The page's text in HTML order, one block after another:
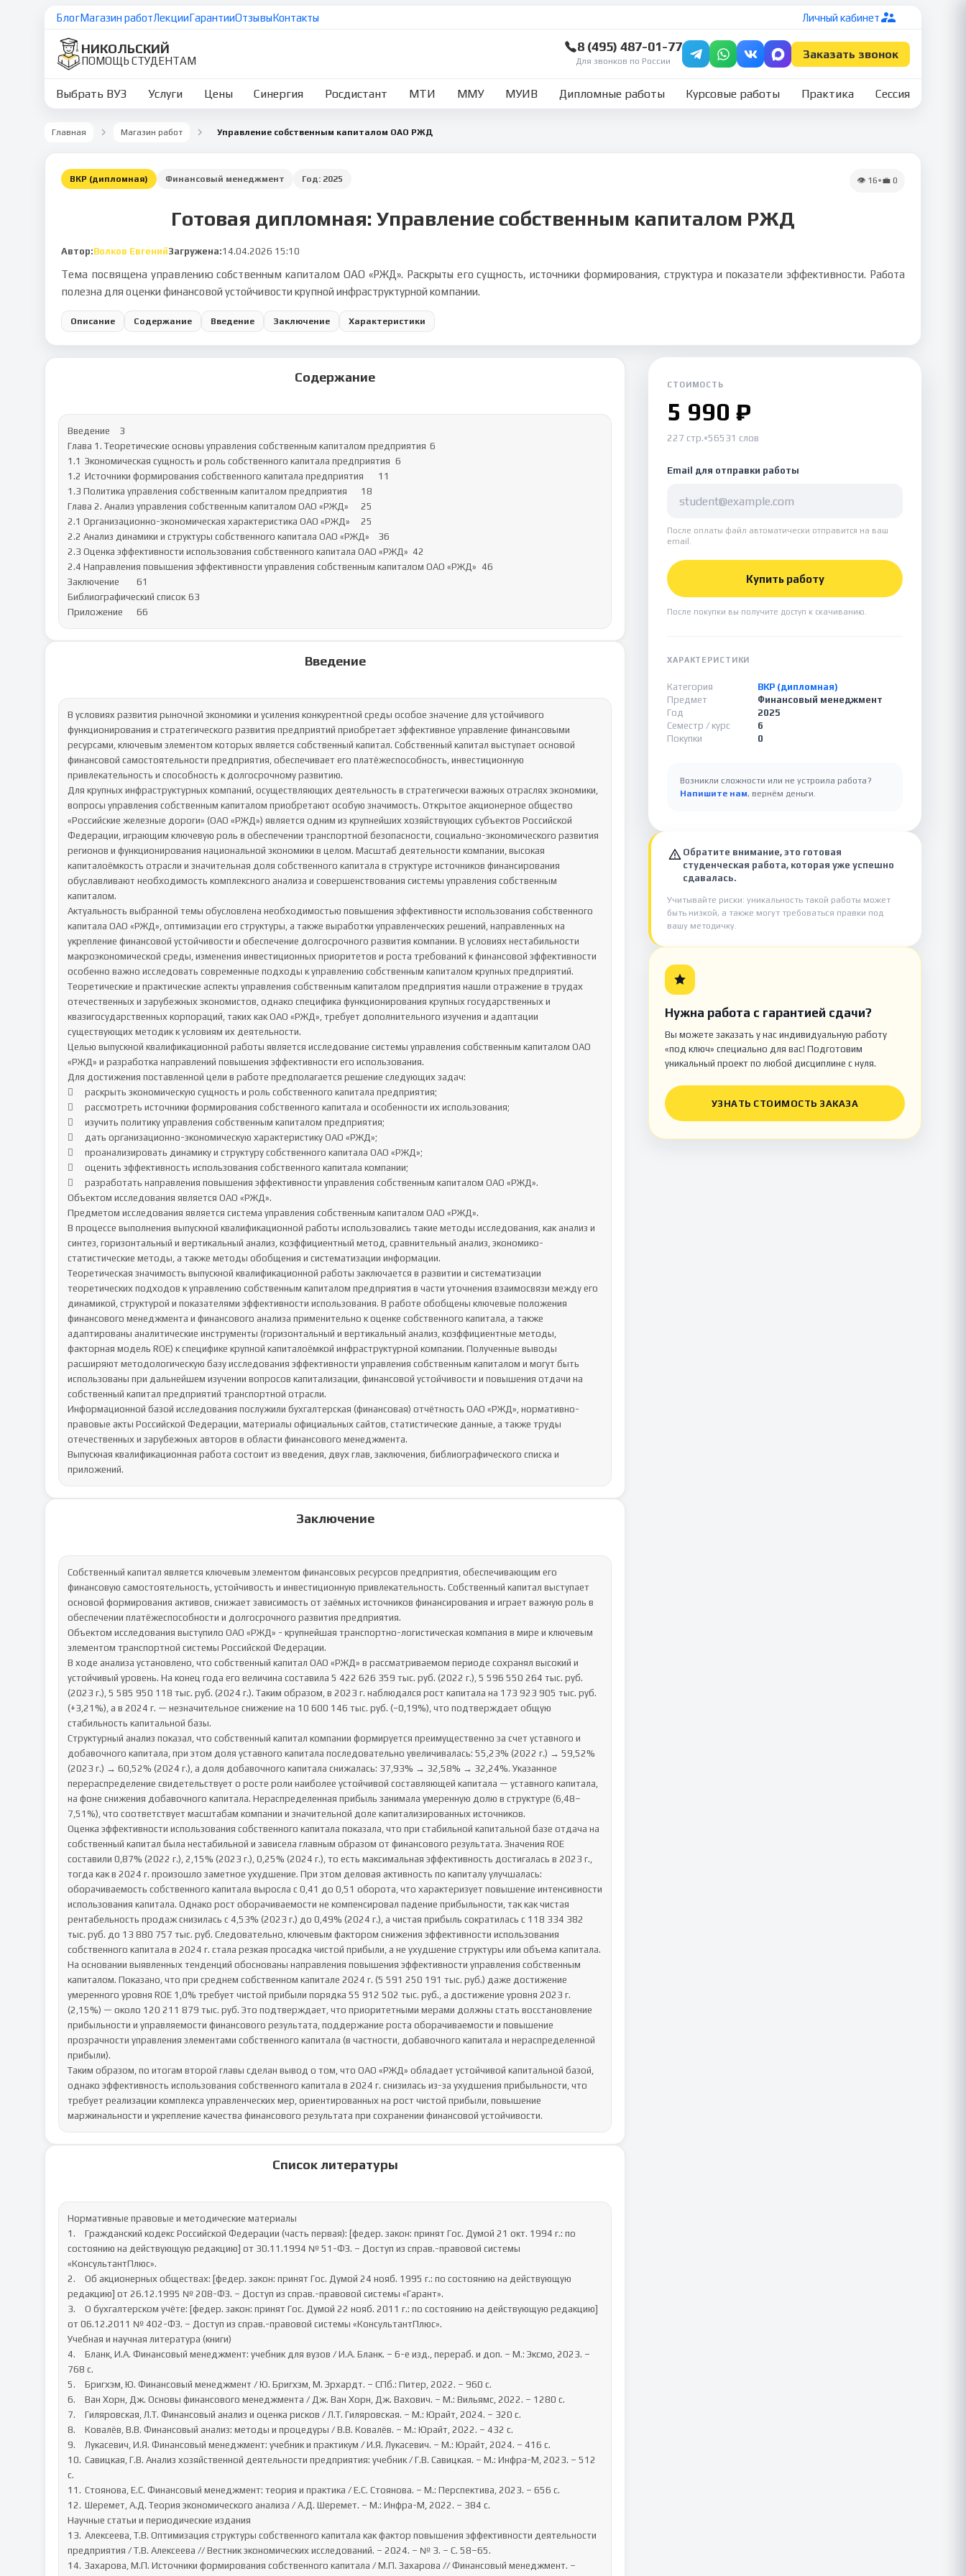
БлогМагазин работЛекцииГарантииОтзывыКонтакты Личный кабинет
НИКОЛЬСКИЙ
ПОМОЩЬ СТУДЕНТАМ
8 (495) 487-01-77
Для звонков по России
Заказать звонок
Выбрать ВУЗ Услуги Цены Синергия Росдистант МТИ ММУ МУИВ Дипломные работы Курсовые работы Практика Сессия
Главная Магазин работ Управление собственным капиталом ОАО РЖД
ВКР (дипломная) Финансовый менеджмент Год: 2025 👁 16•💼 0
Готовая дипломная: Управление собственным капиталом РЖД
Автор:Волков ЕвгенийЗагружена:14.04.2026 15:10
Тема посвящена управлению собственным капиталом ОАО «РЖД». Раскрыты его сущность, источники формирования, структура и показатели эффективности. Работа
полезна для оценки финансовой устойчивости крупной инфраструктурной компании.
Описание Содержание Введение Заключение Характеристики
Содержание
Введение	3
Глава 1. Теоретические основы управления собственным капиталом предприятия	6
1.1	Экономическая сущность и роль собственного капитала предприятия	6
1.2	Источники формирования собственного капитала предприятия	11
1.3 Политика управления собственным капиталом предприятия	18
Глава 2. Анализ управления собственным капиталом ОАО «РЖД»	25
2.1 Организационно-экономическая характеристика ОАО «РЖД»	25
2.2 Анализ динамики и структуры собственного капитала ОАО «РЖД»	36
2.3 Оценка эффективности использования собственного капитала ОАО «РЖД»	42
2.4 Направления повышения эффективности управления собственным капиталом ОАО «РЖД»	46
Заключение	61
Библиографический список	63
Приложение	66
Введение
В условиях развития рыночной экономики и усиления конкурентной среды особое значение для устойчивого
функционирования и стратегического развития предприятий приобретает эффективное управление финансовыми
ресурсами, ключевым элементом которых является собственный капитал. Собственный капитал выступает основой
финансовой самостоятельности предприятия, обеспечивает его платёжеспособность, инвестиционную
привлекательность и способность к долгосрочному развитию.
Для крупных инфраструктурных компаний, осуществляющих деятельность в стратегически важных отраслях экономики,
вопросы управления собственным капиталом приобретают особую значимость. Открытое акционерное общество
«Российские железные дороги» (ОАО «РЖД») является одним из крупнейших хозяйствующих субъектов Российской
Федерации, играющим ключевую роль в обеспечении транспортной безопасности, социально-экономического развития
регионов и функционирования национальной экономики в целом. Масштаб деятельности компании, высокая
капиталоёмкость отрасли и значительная доля собственного капитала в структуре источников финансирования
обуславливают необходимость комплексного анализа и совершенствования системы управления собственным
капиталом.
Актуальность выбранной темы обусловлена необходимостью повышения эффективности использования собственного
капитала ОАО «РЖД», оптимизации его структуры, а также выработки управленческих решений, направленных на
укрепление финансовой устойчивости и обеспечение долгосрочного развития компании. В условиях нестабильности
макроэкономической среды, изменения инвестиционных приоритетов и роста требований к финансовой эффективности
особенно важно исследовать современные подходы к управлению собственным капиталом крупных предприятий.
Теоретические и практические аспекты управления собственным капиталом предприятия нашли отражение в трудах
отечественных и зарубежных экономистов, однако специфика функционирования крупных государственных и
квазигосударственных корпораций, таких как ОАО «РЖД», требует дополнительного изучения и адаптации
существующих методик к условиям их деятельности.
Целью выпускной квалификационной работы является исследование системы управления собственным капиталом ОАО
«РЖД» и разработка направлений повышения эффективности его использования.
Для достижения поставленной цели в работе предполагается решение следующих задач:
	раскрыть экономическую сущность и роль собственного капитала предприятия;
	рассмотреть источники формирования собственного капитала и особенности их использования;
	изучить политику управления собственным капиталом предприятия;
	дать организационно-экономическую характеристику ОАО «РЖД»;
	проанализировать динамику и структуру собственного капитала ОАО «РЖД»;
	оценить эффективность использования собственного капитала компании;
	разработать направления повышения эффективности управления собственным капиталом ОАО «РЖД».
Объектом исследования является ОАО «РЖД».
Предметом исследования является система управления собственным капиталом ОАО «РЖД».
В процессе выполнения выпускной квалификационной работы использовались такие методы исследования, как анализ и
синтез, горизонтальный и вертикальный анализ, коэффициентный метод, сравнительный анализ, экономико-
статистические методы, а также методы обобщения и систематизации информации.
Теоретическая значимость выпускной квалификационной работы заключается в развитии и систематизации
теоретических подходов к управлению собственным капиталом предприятия в части уточнения взаимосвязи между его
динамикой, структурой и показателями эффективности использования. В работе обобщены ключевые положения
финансового менеджмента и финансового анализа применительно к оценке собственного капитала, а также
адаптированы аналитические инструменты (горизонтальный и вертикальный анализ, коэффициентные методы,
факторная модель ROE) к специфике крупной капиталоёмкой инфраструктурной компании. Полученные выводы
расширяют методологическую базу исследования эффективности управления собственным капиталом и могут быть
использованы при дальнейшем изучении вопросов капитализации, финансовой устойчивости и повышения отдачи на
собственный капитал предприятий транспортной отрасли.
Информационной базой исследования послужили бухгалтерская (финансовая) отчётность ОАО «РЖД», нормативно-
правовые акты Российской Федерации, материалы официальных сайтов, статистические данные, а также труды
отечественных и зарубежных авторов в области финансового менеджмента.
Выпускная квалификационная работа состоит из введения, двух глав, заключения, библиографического списка и
приложений.
Заключение
Собственный капитал является ключевым элементом финансовых ресурсов предприятия, обеспечивающим его
финансовую самостоятельность, устойчивость и инвестиционную привлекательность. Собственный капитал выступает
основой формирования активов, снижает зависимость от заёмных источников финансирования и играет важную роль в
обеспечении платёжеспособности и долгосрочного развития предприятия.
Объектом исследования выступило ОАО «РЖД» - крупнейшая транспортно-логистическая компания в мире и ключевым
элементом транспортной системы Российской Федерации.
В ходе анализа установлено, что собственный капитал ОАО «РЖД» в рассматриваемом периоде сохранял высокий и
устойчивый уровень. На конец года его величина составила 5 422 626 359 тыс. руб. (2022 г.), 5 596 550 264 тыс. руб.
(2023 г.), 5 585 950 118 тыс. руб. (2024 г.). Таким образом, в 2023 г. наблюдался рост капитала на 173 923 905 тыс. руб.
(+3,21%), а в 2024 г. — незначительное снижение на 10 600 146 тыс. руб. (−0,19%), что подтверждает общую
стабильность капитальной базы.
Структурный анализ показал, что собственный капитал компании формируется преимущественно за счет уставного и
добавочного капитала, при этом доля уставного капитала последовательно увеличивалась: 55,23% (2022 г.) → 59,52%
(2023 г.) → 60,52% (2024 г.), а доля добавочного капитала снижалась: 37,93% → 32,58% → 32,24%. Указанное
перераспределение свидетельствует о росте роли наиболее устойчивой составляющей капитала — уставного капитала,
на фоне снижения добавочного капитала. Нераспределенная прибыль занимала умеренную долю в структуре (6,48–
7,51%), что соответствует масштабам компании и значительной доле капитализированных источников.
Оценка эффективности использования собственного капитала показала, что при стабильной капитальной базе отдача на
собственный капитал была нестабильной и зависела главным образом от финансового результата. Значения ROE
составили 0,87% (2022 г.), 2,15% (2023 г.), 0,25% (2024 г.), то есть максимальная эффективность достигалась в 2023 г.,
тогда как в 2024 г. произошло заметное ухудшение. При этом деловая активность по капиталу улучшалась:
оборачиваемость собственного капитала выросла с 0,41 до 0,51 оборота, что характеризует повышение интенсивности
использования капитала. Однако рост оборачиваемости не компенсировал падение прибыльности, так как чистая
рентабельность продаж снизилась с 4,53% (2023 г.) до 0,49% (2024 г.), а чистая прибыль сократилась с 118 334 382
тыс. руб. до 13 880 757 тыс. руб. Следовательно, ключевым фактором снижения эффективности использования
собственного капитала в 2024 г. стала резкая просадка чистой прибыли, а не ухудшение структуры или объема капитала.
На основании выявленных тенденций обоснованы направления повышения эффективности управления собственным
капиталом. Показано, что при среднем собственном капитале 2024 г. (5 591 250 191 тыс. руб.) даже достижение
умеренного уровня ROE 1,0% требует чистой прибыли порядка 55 912 502 тыс. руб., а достижение уровня 2023 г.
(2,15%) — около 120 211 879 тыс. руб. Это подтверждает, что приоритетными мерами должны стать восстановление
прибыльности и управляемости финансового результата, поддержание роста оборачиваемости и повышение
прозрачности управления элементами собственного капитала (в частности, добавочного капитала и нераспределенной
прибыли).
Таким образом, по итогам второй главы сделан вывод о том, что ОАО «РЖД» обладает устойчивой капитальной базой,
однако эффективность использования собственного капитала в 2024 г. снизилась из-за ухудшения прибыльности, что
требует реализации комплекса управленческих мер, ориентированных на рост чистой прибыли, повышение
маржинальности и укрепление качества финансового результата при сохранении финансовой устойчивости.
Список литературы
Нормативные правовые и методические материалы
1.	Гражданский кодекс Российской Федерации (часть первая): [федер. закон: принят Гос. Думой 21 окт. 1994 г.: по
состоянию на действующую редакцию] от 30.11.1994 № 51-ФЗ. – Доступ из справ.-правовой системы
«КонсультантПлюс».
2.	Об акционерных обществах: [федер. закон: принят Гос. Думой 24 нояб. 1995 г.: по состоянию на действующую
редакцию] от 26.12.1995 № 208-ФЗ. – Доступ из справ.-правовой системы «Гарант».
3.	О бухгалтерском учёте: [федер. закон: принят Гос. Думой 22 нояб. 2011 г.: по состоянию на действующую редакцию]
от 06.12.2011 № 402-ФЗ. – Доступ из справ.-правовой системы «КонсультантПлюс».
Учебная и научная литература (книги)
4.	Бланк, И.А. Финансовый менеджмент: учебник для вузов / И.А. Бланк. – 6-е изд., перераб. и доп. – М.: Эксмо, 2023. –
768 с.
5.	Бригхэм, Ю. Финансовый менеджмент / Ю. Бригхэм, М. Эрхардт. – СПб.: Питер, 2022. – 960 с.
6.	Ван Хорн, Дж. Основы финансового менеджмента / Дж. Ван Хорн, Дж. Вахович. – М.: Вильямс, 2022. – 1280 с.
7.	Гиляровская, Л.Т. Финансовый анализ и оценка рисков / Л.Т. Гиляровская. – М.: Юрайт, 2024. – 320 с.
8.	Ковалёв, В.В. Финансовый анализ: методы и процедуры / В.В. Ковалёв. – М.: Юрайт, 2022. – 432 с.
9.	Лукасевич, И.Я. Финансовый менеджмент: учебник и практикум / И.Я. Лукасевич. – М.: Юрайт, 2024. – 416 с.
10.	Савицкая, Г.В. Анализ хозяйственной деятельности предприятия: учебник / Г.В. Савицкая. – М.: Инфра-М, 2023. – 512
с.
11.	Стоянова, Е.С. Финансовый менеджмент: теория и практика / Е.С. Стоянова. – М.: Перспектива, 2023. – 656 с.
12.	Шеремет, А.Д. Теория экономического анализа / А.Д. Шеремет. – М.: Инфра-М, 2022. – 384 с.
Научные статьи и периодические издания
13.	Алексеева, Т.В. Оптимизация структуры собственного капитала как фактор повышения эффективности деятельности
предприятия / Т.В. Алексеева // Вестник экономических исследований. – 2024. – № 3. – С. 58–65.
14.	Захарова, М.П. Источники формирования собственного капитала / М.П. Захарова // Финансовый менеджмент. –
СТОИМОСТЬ
5 990 ₽
227 стр.•56531 слов
Email для отправки работы
После оплаты файл автоматически отправится на ваш
email.
Купить работу
После покупки вы получите доступ к скачиванию.
ХАРАКТЕРИСТИКИ
Категория
ВКР (дипломная)
Предмет
Финансовый менеджмент
Год
2025
Семестр / курс
6
Покупки
0
Возникли сложности или не устроила работа?
Напишите нам, вернём деньги.
Обратите внимание, это готовая
студенческая работа, которая уже успешно
сдавалась.
Учитывайте риски: уникальность такой работы может
быть низкой, а также могут требоваться правки под
вашу методичку.
Нужна работа с гарантией сдачи?
Вы можете заказать у нас индивидуальную работу
«под ключ» специально для вас! Подготовим
уникальный проект по любой дисциплине с нуля.
УЗНАТЬ СТОИМОСТЬ ЗАКАЗА